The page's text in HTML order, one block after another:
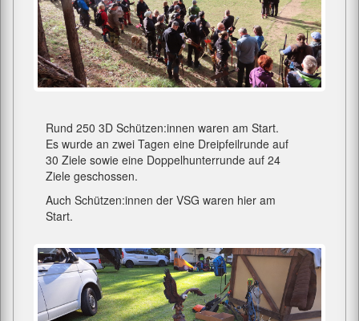
Rund 250 3D Schützen:innen waren am Start.
Es wurde an zwei Tagen eine Dreipfeilrunde auf
30 Ziele sowie eine Doppelhunterrunde auf 24
Ziele geschossen.
Auch Schützen:innen der VSG waren hier am
Start.